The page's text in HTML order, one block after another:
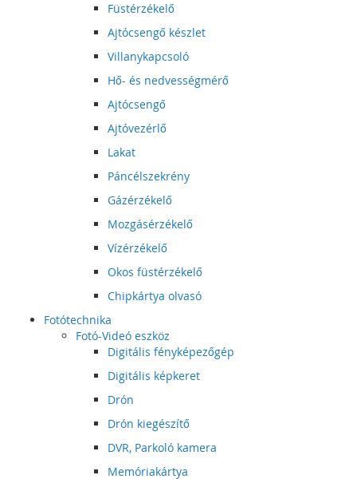
Füstérzékelő
Ajtócsengő készlet
Villanykapcsoló
Hő- és nedvességmérő
Ajtócsengő
Ajtóvezérlő
Lakat
Páncélszekrény
Gázérzékelő
Mozgásérzékelő
Vízérzékelő
Okos füstérzékelő
Chipkártya olvasó
Fotótechnika
Fotó-Videó eszköz
Digitális fényképezőgép
Digitális képkeret
Drón
Drón kiegészítő
DVR, Parkoló kamera
Memóriakártya